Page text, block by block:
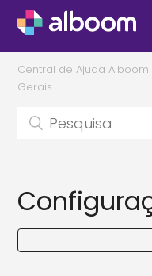
Central de Ajuda Alboom
Gerais